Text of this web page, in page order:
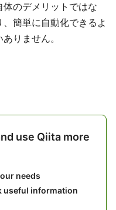
のデメリットではな
簡単に自動化できるよ
りません。
use Qiita more
needs
useful information